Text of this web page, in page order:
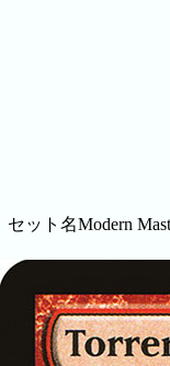
セット名Modern